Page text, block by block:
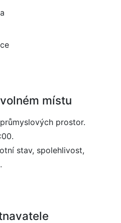
místu
prostor.
stav, spolehlivost,